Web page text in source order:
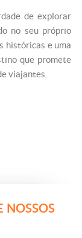
de explorar
no seu próprio
históricas e uma
que promete
viajantes.
NOSSOS